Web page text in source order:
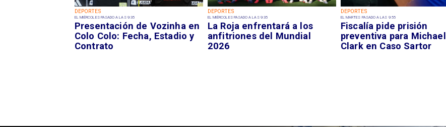
DEPORTES
EL MIÉRCOLES PASADO A LAS 9:35
Presentación de Vozinha en
Colo Colo: Fecha, Estadio y
Contrato
DEPORTES
EL MIÉRCOLES PASADO A LAS 9:35
La Roja enfrentará a los
anfitriones del Mundial
2026
DEPORTES
EL MARTES PASADO A LAS 9:55
Fiscalía pide prisión
preventiva para Michael
Clark en Caso Sartor